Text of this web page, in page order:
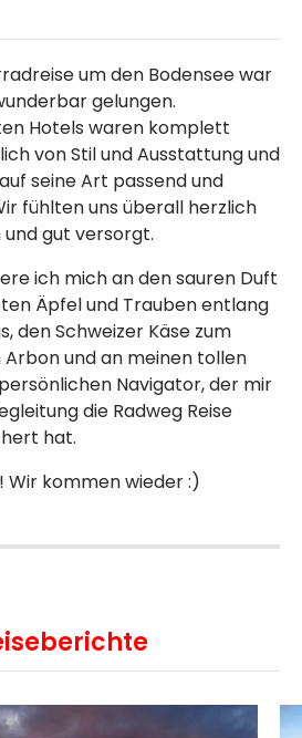
um den Bodensee war
gelungen.
Hotels waren komplett
von Stil und Ausstattung und
seine Art passend und
fühlten uns überall herzlich
gut versorgt.
ich mich an den sauren Duft
Äpfel und Trauben entlang
den Schweizer Käse zum
Arbon und an meinen tollen
Navigator, der mir
die Radweg Reise
hat.
Wir kommen wieder :)